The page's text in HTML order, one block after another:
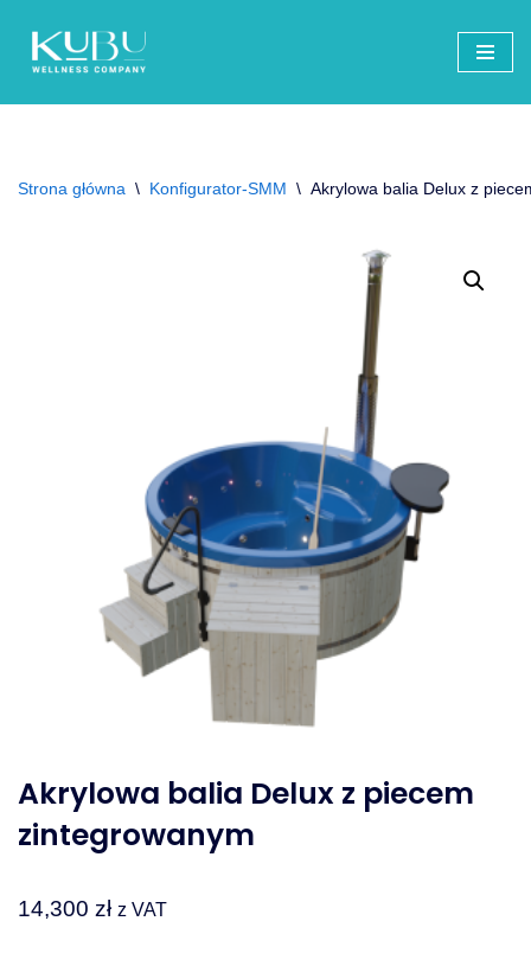
Przejdź
Strona główna \ Konfigurator-SMM \ Akrylowa balia Delux z
Akrylowa balia Delux z piecem
zintegrowanym
14,300 zł z VAT